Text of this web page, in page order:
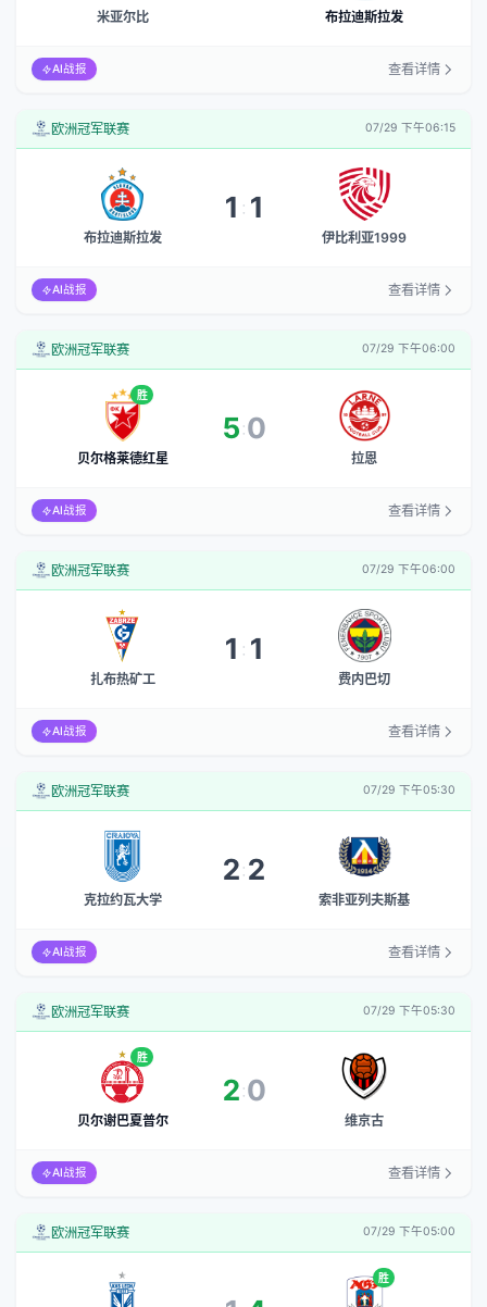
米亚尔比 布拉迪斯拉发
AI战报 查看详情
欧洲冠军联赛 07/29 下午06:15
布拉迪斯拉发
1 : 1
伊比利亚1999
AI战报 查看详情
欧洲冠军联赛 07/29 下午06:00
胜
贝尔格莱德红星
5:0
拉恩
AI战报 查看详情
欧洲冠军联赛 07/29 下午06:00
扎布热矿工
1 : 1
费内巴切
AI战报 查看详情
欧洲冠军联赛 07/29 下午05:30
克拉约瓦大学
2:2
索非亚列夫斯基
AI战报 查看详情
欧洲冠军联赛 07/29 下午05:30
胜
贝尔谢巴夏普尔
2:0
维京古
AI战报 查看详情
欧洲冠军联赛 07/29 下午05:00
胜